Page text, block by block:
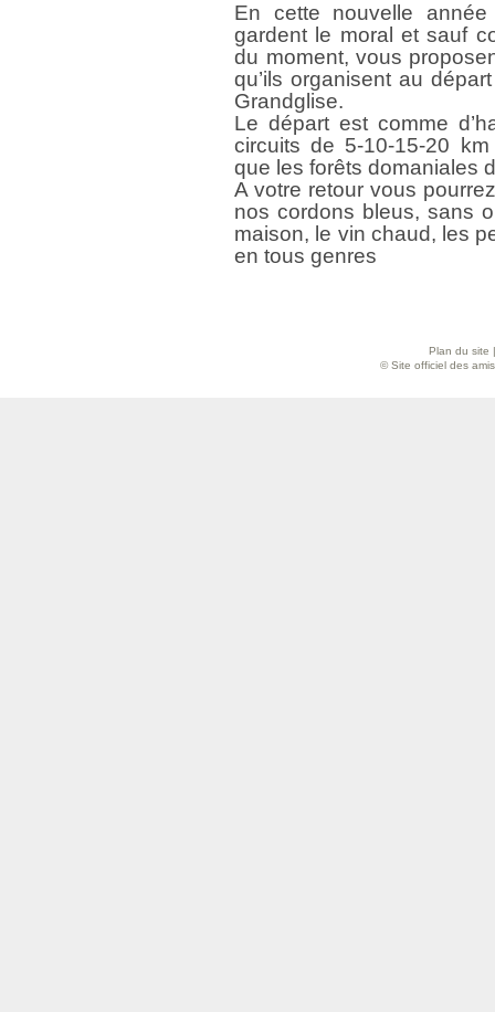
En cette nouvelle
gardent le moral et sauf
du moment, vous
qu’ils organisent au
Grandglise.
Le départ est comme
circuits de 5-10-15-20
que les forêts domaniales
A votre retour vous
nos cordons bleus, sans
maison, le vin chaud, les
en tous genres
Plan du site
© Site officiel des